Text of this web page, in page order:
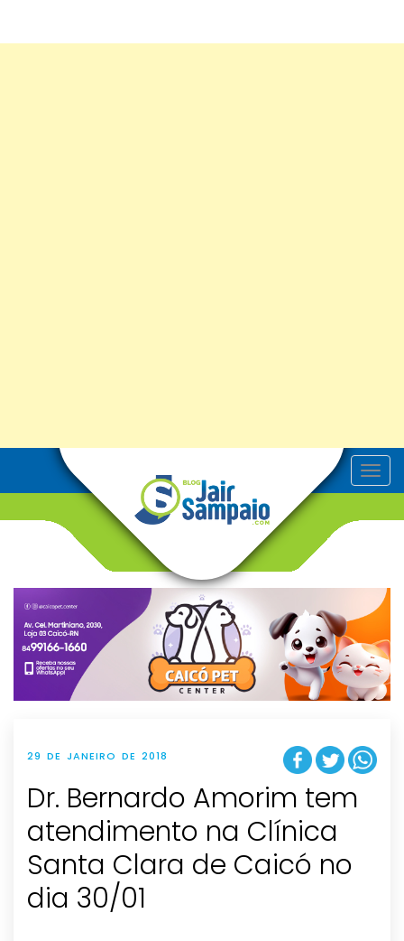
T
o
v
g
t
i
o
n
29 DE JANEIRO DE 2018
Dr. Bernardo Amorim tem
atendimento na Clínica
Santa Clara de Caicó no
dia 30/01